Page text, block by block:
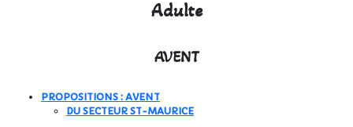
Adulte
AVENT
PROPOSITIONS : AVENT
DU SECTEUR ST-MAURICE